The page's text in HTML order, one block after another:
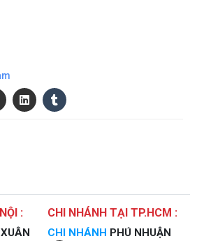
: CHI NHÁNH TẠI TP.HCM :
CHI NHÁNH PHÚ NHUẬN